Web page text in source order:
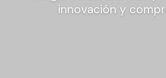
innovación y